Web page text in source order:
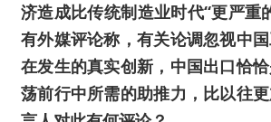
济造成比传统制造业时代“更严重
有外媒评论称，有关论调忽视中
在发生的真实创新，中国出口恰
荡前行中所需的助推力，比以往